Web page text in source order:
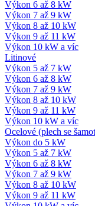
Výkon 6 až 8 kW
Výkon 7 až 9 kW
Výkon 8 až 10 kW
Výkon 9 až 11 kW
Výkon 10 kW a víc
Litinové
Výkon 5 až 7 kW
Výkon 6 až 8 kW
Výkon 7 až 9 kW
Výkon 8 až 10 kW
Výkon 9 až 11 kW
Výkon 10 kW a víc
Ocelové (plech se
Výkon do 5 kW
Výkon 5 až 7 kW
Výkon 6 až 8 kW
Výkon 7 až 9 kW
Výkon 8 až 10 kW
Výkon 9 až 11 kW